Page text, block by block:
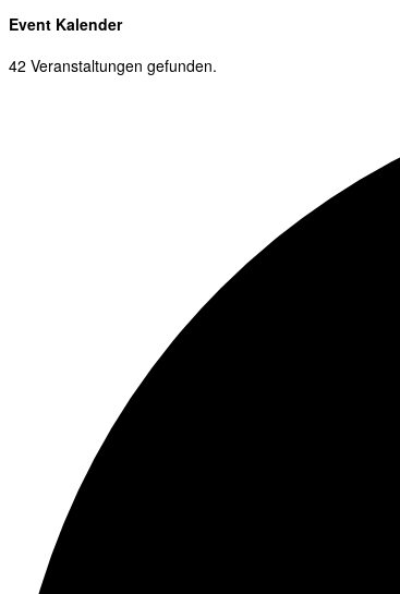
Event Kalender
42 Veranstaltungen gefunden.